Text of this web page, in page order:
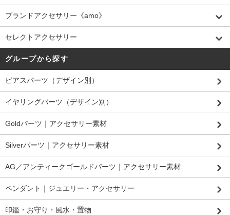
ブランドアクセサリー《amo》
セレクトアクセサリー
グループから探す
ピアスパーツ（デザイン別）
イヤリングパーツ（デザイン別）
Goldパーツ｜アクセサリー素材
Silverパーツ｜アクセサリー素材
AG／アンティークゴールドパーツ｜アクセサリー素材
ペンダント｜ジュエリー・アクセサリー
印鑑・お守り・風水・置物